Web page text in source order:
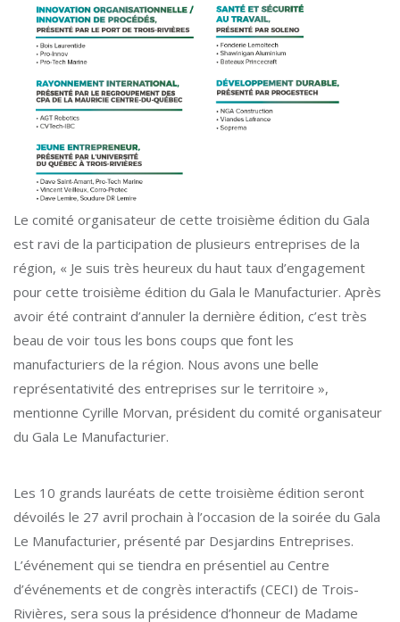
Le comité organisateur de cette troisième édition du Gala
est ravi de la participation de plusieurs entreprises de la
région, « Je suis très heureux du haut taux d’engagement
pour cette troisième édition du Gala le Manufacturier. Après
avoir été contraint d’annuler la dernière édition, c’est très
beau de voir tous les bons coups que font les
manufacturiers de la région. Nous avons une belle
représentativité des entreprises sur le territoire »,
mentionne Cyrille Morvan, président du comité organisateur
du Gala Le Manufacturier.
Les 10 grands lauréats de cette troisième édition seront
dévoilés le 27 avril prochain à l’occasion de la soirée du Gala
Le Manufacturier, présenté par Desjardins Entreprises.
L’événement qui se tiendra en présentiel au Centre
d’événements et de congrès interactifs (CECI) de Trois-
Rivières, sera sous la présidence d’honneur de Madame